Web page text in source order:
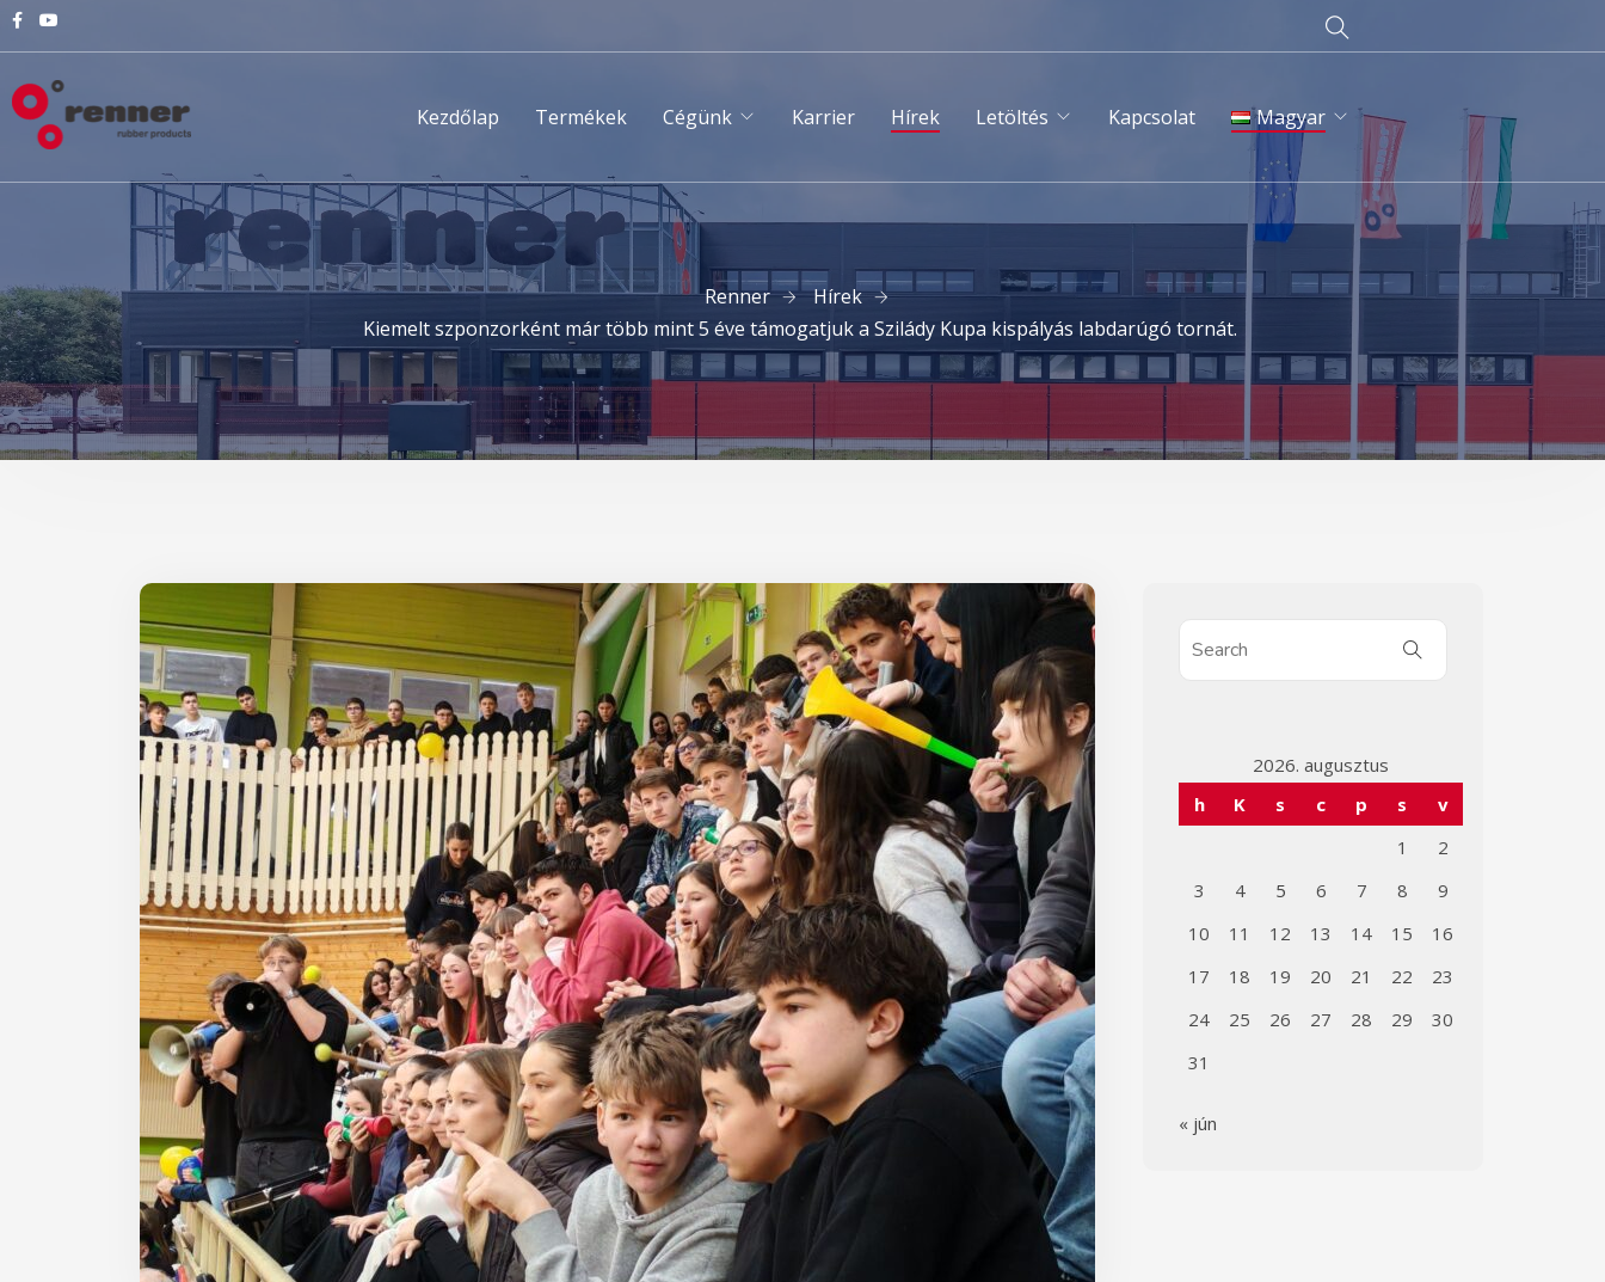
Kezdőlap Termékek Cégünk Karrier Hírek Letöltés Kapcsolat Magyar
English
Русский
Renner
Hírek
Kiemelt szponzorként már több mint 5 éve támogatjuk a Szilády Kupa kispályás labdarúgó tornát.
2026. augusztus
h
K s c p s
v
1
2
3
4 5 6 7 8
9
10
11 12 13 14 15
16
17
18 19 20 21 22
23
24
25 26 27 28 29
30
31
« jún